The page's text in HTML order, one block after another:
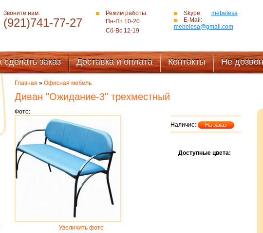
Звоните нам:
(921)741-77-27
Режим работы:
Пн-Пт 10-20
Сб-Вс 12-19
Skype:
mebelesa
E-Mail:
mebelesa@gmail.com
сделать заказ Доставка и оплата Контакты Не
Главная » Офисная мебель
Диван "Ожидание-3" трехместный
Фото:
Увеличить фото
Наличие: На заказ
Доступные цвета: